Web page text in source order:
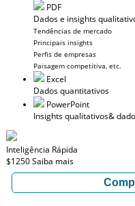
PDF
Dados e insights
Tendências de mercado
Principais insights
Perfis de empresas
Paisagem competitiva, etc.
Excel
Dados quantitativos
PowerPoint
Insights qualitativos&
Inteligência Rápida
$1250Saiba mais